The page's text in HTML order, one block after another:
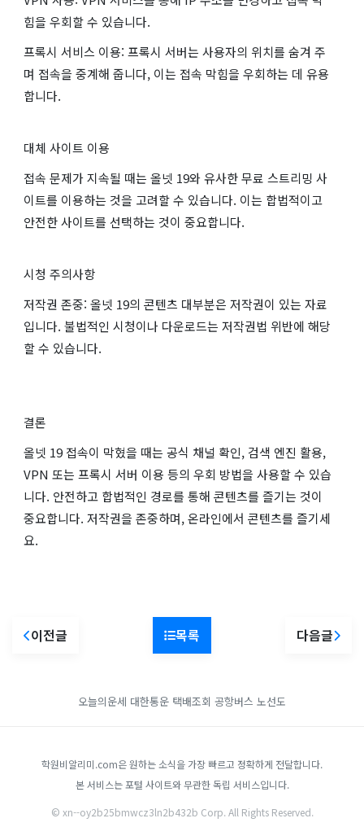
힘을 우회할 수 있습니다.
프록시 서비스 이용: 프록시 서버는 사용자의 위치를 숨겨 주
며 접속을 중계해 줍니다, 이는 접속 막힘을 우회하는 데 유용
합니다.
대체 사이트 이용
접속 문제가 지속될 때는 올넷 19와 유사한 무료 스트리밍 사
이트를 이용하는 것을 고려할 수 있습니다. 이는 합법적이고
안전한 사이트를 선택하는 것이 중요합니다.
시청 주의사항
저작권 존중: 올넷 19의 콘텐츠 대부분은 저작권이 있는 자료
입니다. 불법적인 시청이나 다운로드는 저작권법 위반에 해당
할 수 있습니다.
결론
올넷 19 접속이 막혔을 때는 공식 채널 확인, 검색 엔진 활용,
VPN 또는 프록시 서버 이용 등의 우회 방법을 사용할 수 있습
니다. 안전하고 합법적인 경로를 통해 콘텐츠를 즐기는 것이
중요합니다. 저작권을 존중하며, 온라인에서 콘텐츠를 즐기세
요.
이전글 목록 다음글
오늘의운세 대한통운 택배조회 공항버스 노선도
학원비알리미.com은 원하는 소식을 가장 빠르고 정확하게 전달합니다.
본 서비스는 포털 사이트와 무관한 독립 서비스입니다.
© xn--oy2b25bmwcz3ln2b432b Corp. All Rights Reserved.